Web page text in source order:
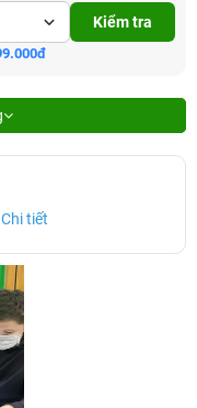
Kiểm tra
Chi tiết